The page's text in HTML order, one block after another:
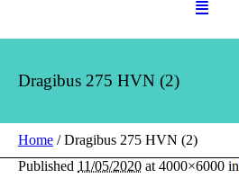
Dragibus 275 HVN (2)
Home /Dragibus 275 HVN (2)
Published 11/05/2020 at 4000×6000 in